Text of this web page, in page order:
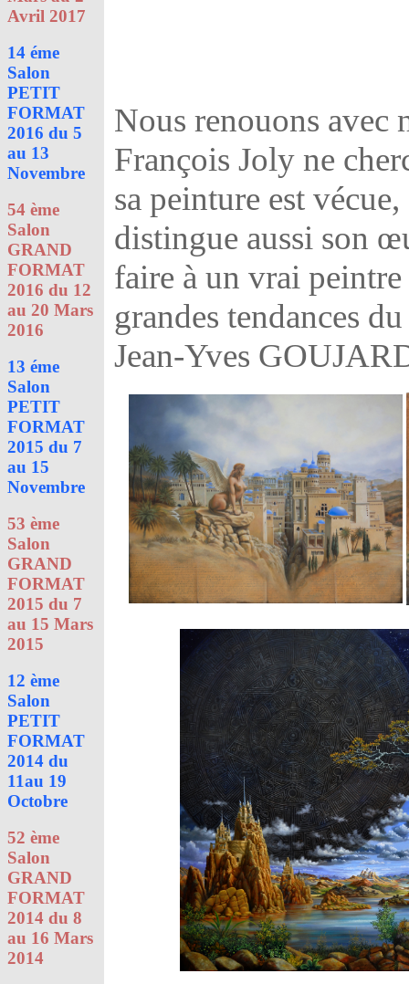
Avril 2017
14 éme
Salon
PETIT
FORMAT
2016 du 5
au 13
Novembre
54 ème
Salon
GRAND
FORMAT
2016 du 12
au 20 Mars
2016
13 éme
Salon
PETIT
FORMAT
2015 du 7
au 15
Novembre
53 ème
Salon
GRAND
FORMAT
2015 du 7
au 15 Mars
2015
12 ème
Salon
PETIT
FORMAT
2014 du
11au 19
Octobre
52 ème
Salon
GRAND
FORMAT
2014 du 8
au 16 Mars
2014
Nous renouons avec
François Joly ne
sa peinture est
distingue aussi son
faire à un vrai
grandes tendances
Jean-Yves